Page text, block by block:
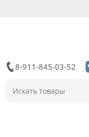
8-911-845-03-52